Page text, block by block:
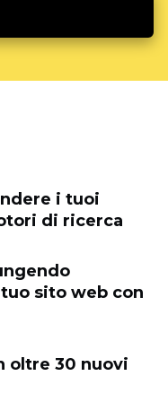
i tuoi
di ricerca
sito web con
oltre 30 nuovi